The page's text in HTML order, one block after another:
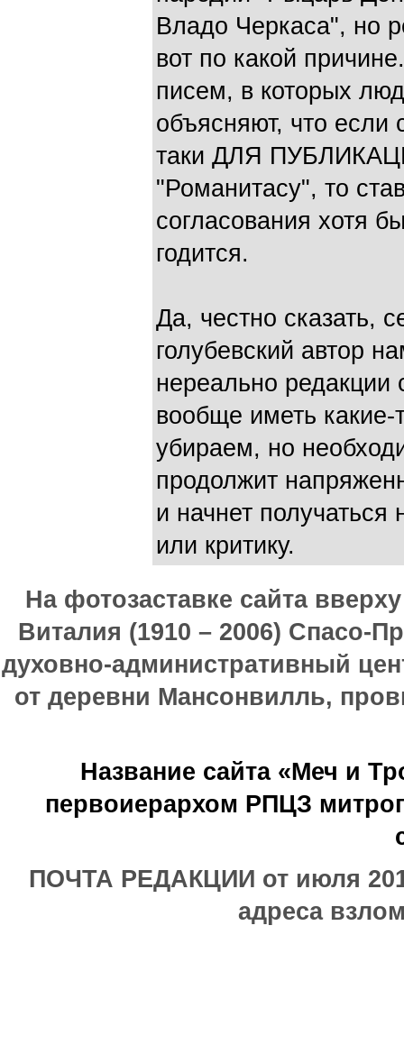
Владо Черкаса", но
вот по какой
писем, в которых
объясняют, что если
таки ДЛЯ
"Романитасу", то
согласования хотя
годится.
Да, честно сказать,
голубевский автор
нереально редакции
вообще иметь какие-
убираем, но
продолжит
и начнет получаться
или критику.
На фотозаставке сайта
Виталия (1910 – 2006) Спасо-
духовно-административный
от деревни Мансонвилль,
Название сайта «Меч и
первоиерархом РПЦЗ
ПОЧТА РЕДАКЦИИ от июля
адреса